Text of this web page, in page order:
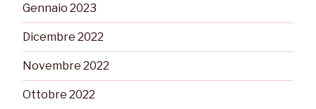
Gennaio 2023
Dicembre 2022
Novembre 2022
Ottobre 2022